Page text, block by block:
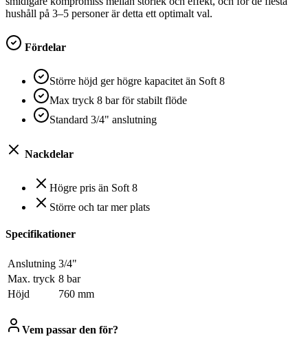
hushåll på 3–5 personer är detta ett optimalt val.
Fördelar
Större höjd ger högre kapacitet än Soft 8
Max tryck 8 bar för stabilt flöde
Standard 3/4" anslutning
Nackdelar
Högre pris än Soft 8
Större och tar mer plats
Specifikationer
Anslutning 3/4"
Max. tryck 8 bar
Höjd
760 mm
Vem passar den för?